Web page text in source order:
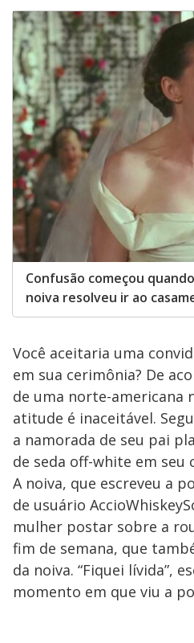
Confusão começou
noiva resolveu ir ao
Você aceitaria uma
em sua cerimônia? De
de uma norte-americana
atitude é inaceitável.
a namorada de seu pai
de seda off-white em seu
A noiva, que escreveu a
de usuário
mulher postar sobre a
fim de semana, que
da noiva. “Fiquei lívida”,
momento em que viu a